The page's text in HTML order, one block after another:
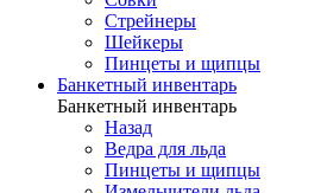
Стрейнеры
Шейкеры
Пинцеты и щипцы
Банкетный инвентарь
Банкетный инвентарь
Назад
Ведра для льда
Пинцеты и щипцы